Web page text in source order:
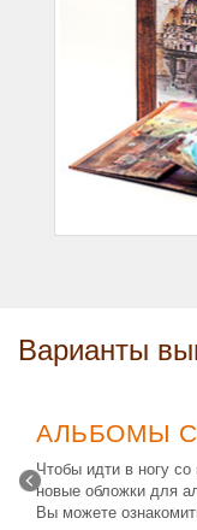
Варианты
АЛЬБОМЫ
Чтобы идти в ногу
новые обложки для
Вы можете